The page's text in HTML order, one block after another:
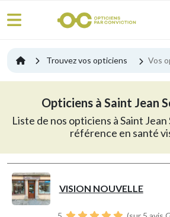
Trouvez vos opticiens Vos
Opticiens à Saint Jean
Liste de nos opticiens à Saint
référence en santé
VISION NOUVELLE